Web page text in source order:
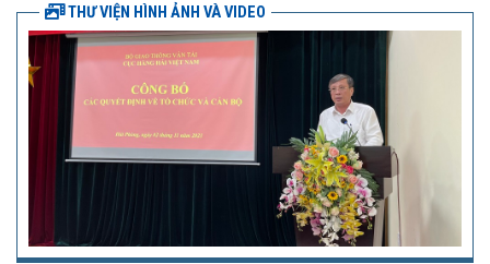
THƯ VIỆN HÌNH ẢNH VÀ VIDEO